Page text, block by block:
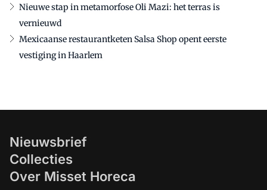
Nieuwe stap in metamorfose Oli Mazi: het terras is
vernieuwd
Mexicaanse restaurantketen Salsa Shop opent eerste
vestiging in Haarlem
Nieuwsbrief
Collecties
Over Misset Horeca